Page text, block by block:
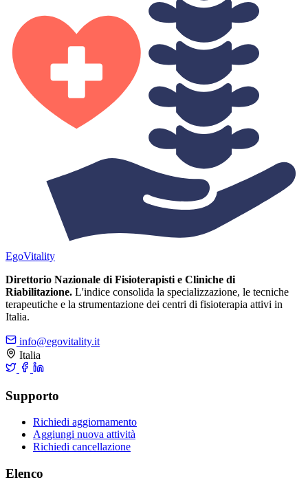
EgoVitality
Direttorio Nazionale di Fisioterapisti e Cliniche di
Riabilitazione. L'indice consolida la specializzazione, le tecniche
terapeutiche e la strumentazione dei centri di fisioterapia attivi in
Italia.
info@egovitality.it
Italia
Supporto
Richiedi aggiornamento
Aggiungi nuova attività
Richiedi cancellazione
Elenco